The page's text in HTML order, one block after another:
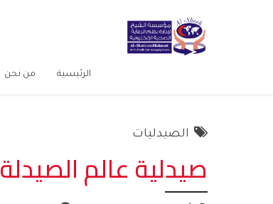
الرئيسية من نحن
الصيدليات
صيدلية عالم الصيدلة